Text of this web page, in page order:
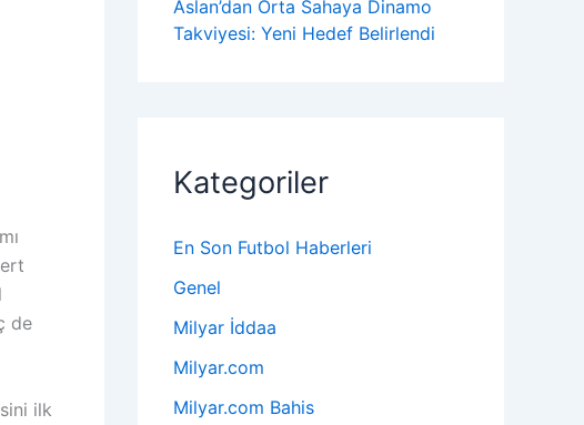
de
ilk
Aslan’dan Orta Sahaya Dinamo
Takviyesi: Yeni Hedef Belirlendi
Kategoriler
En Son Futbol Haberleri
Genel
Milyar İddaa
Milyar.com
Milyar.com Bahis